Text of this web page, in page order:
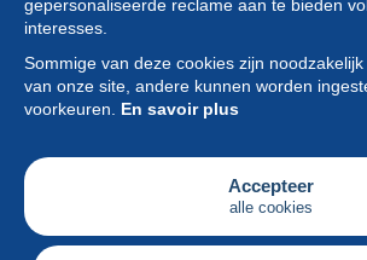
gepersonaliseerde reclame aan te bieden
interesses.
Sommige van deze cookies zijn
van onze site, andere kunnen worden
voorkeuren. En savoir plus
Accepteer
alle cookies
Collectie
Nieuws
Functie
Vereniging
Diensten